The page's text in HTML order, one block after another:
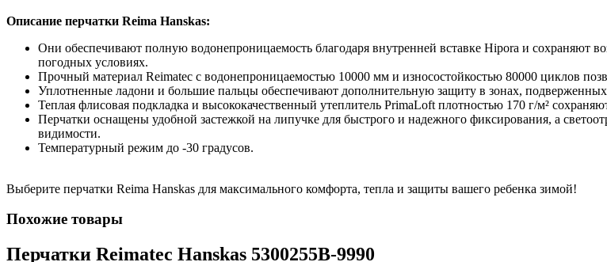
Описание перчатки Reima Hanskas:
Они обеспечивают полную водонепроницаемость благодаря внутренней вставке Hipora и сохраняют
погодных условиях.
Прочный материал Reimatec с водонепроницаемостью 10000 мм и износостойкостью 80000 циклов
Уплотненные ладони и большие пальцы обеспечивают дополнительную защиту в зонах,
Теплая флисовая подкладка и высококачественный утеплитель PrimaLoft плотностью 170 г/м²
Перчатки оснащены удобной застежкой на липучке для быстрого и надежного фиксирования, а
видимости.
Температурный режим до -30 градусов.
Выберите перчатки Reima Hanskas для максимального комфорта, тепла и защиты вашего ребенка зимой!
Похожие товары
Перчатки Reimatec Hanskas 5300255B-9990